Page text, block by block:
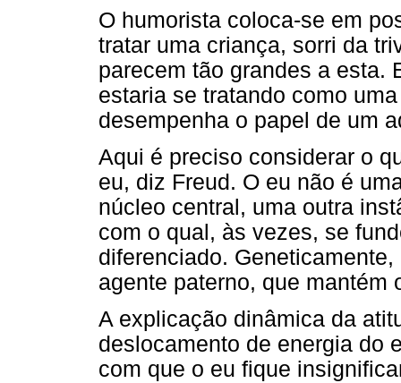
O humorista coloca-se em
tratar uma criança, sorri da
parecem tão grandes a esta.
estaria se tratando como
desempenha o papel de um
Aqui é preciso considerar o
eu, diz Freud. O eu não é
núcleo central, uma outra
com o qual, às vezes, se
diferenciado.
agente paterno, que mantém
A explicação dinâmica da
deslocamento de energia do
com que o eu fique